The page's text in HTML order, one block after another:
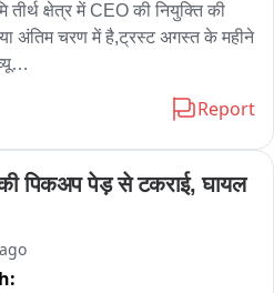
क्षेत्र में CEO की नियुक्ति की
अंतिम चरण में है,ट्रस्ट अगस्त के महीने
आवेदन,स्क्रीनिंग में सफल लोग इंटरव्यू
पैनल
Report
पिकअप पेड़ से टकराई, घायल